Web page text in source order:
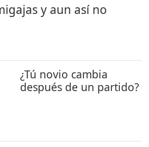
y aun así no
¿Tú novio cambia
después de un partido?